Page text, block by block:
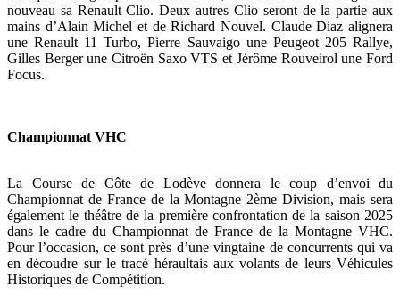
nouveau sa Renault Clio. Deux autres Clio seront de la partie aux
mains d’Alain Michel et de Richard Nouvel. Claude Diaz alignera
une Renault 11 Turbo, Pierre Sauvaigo une Peugeot 205 Rallye,
Gilles Berger une Citroën Saxo VTS et Jérôme Rouveirol une Ford
Focus.
Championnat VHC
La Course de Côte de Lodève donnera le coup d’envoi du
Championnat de France de la Montagne 2ème Division, mais sera
également le théâtre de la première confrontation de la saison 2025
dans le cadre du Championnat de France de la Montagne VHC.
Pour l’occasion, ce sont près d’une vingtaine de concurrents qui va
en découdre sur le tracé héraultais aux volants de leurs Véhicules
Historiques de Compétition.